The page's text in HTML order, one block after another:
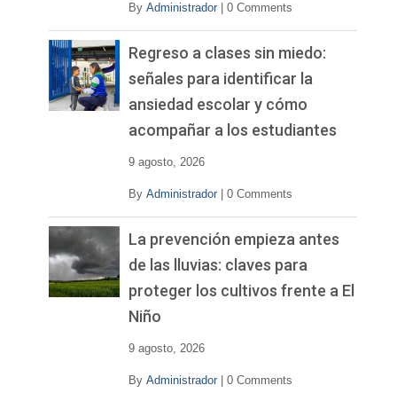
By Administrador 0 Comments
Regreso a clases sin miedo:
señales para identificar la
ansiedad escolar y cómo
acompañar a los estudiantes
9 agosto, 2026
By Administrador 0 Comments
La prevención empieza antes
de las lluvias: claves para
proteger los cultivos frente a El
Niño
9 agosto, 2026
By Administrador 0 Comments